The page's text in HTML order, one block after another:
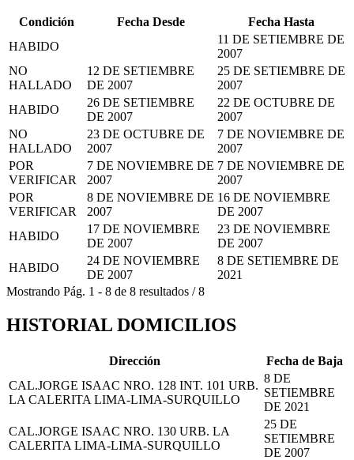
Condición Fecha Desde
Fecha Hasta
HABIDO
11 DE SETIEMBRE DE
2007
NO
HALLADO
12 DE SETIEMBRE
DE 2007
25 DE SETIEMBRE DE
2007
HABIDO
26 DE SETIEMBRE
DE 2007
22 DE OCTUBRE DE
2007
NO
HALLADO
23 DE OCTUBRE DE
2007
7 DE NOVIEMBRE DE
2007
POR
VERIFICAR
7 DE NOVIEMBRE DE
2007
7 DE NOVIEMBRE DE
2007
POR
VERIFICAR
8 DE NOVIEMBRE DE
2007
16 DE NOVIEMBRE
DE 2007
HABIDO
17 DE NOVIEMBRE
DE 2007
23 DE NOVIEMBRE
DE 2007
HABIDO
24 DE NOVIEMBRE
DE 2007
8 DE SETIEMBRE DE
2021
Mostrando Pág. 1 - 8 de 8 resultados /8
HISTORIAL DOMICILIOS
Dirección
Fecha de Baja
CAL.JORGE ISAAC NRO. 128 INT. 101 URB.
LA CALERITA LIMA-LIMA-SURQUILLO
8 DE
SETIEMBRE
DE 2021
CAL.JORGE ISAAC NRO. 130 URB. LA
CALERITA LIMA-LIMA-SURQUILLO
25 DE
SETIEMBRE
DE 2007